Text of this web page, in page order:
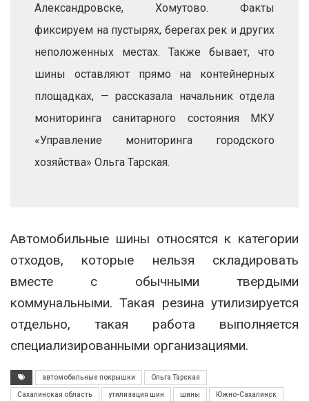
Александровске, Хомутово. Факты
фиксируем на пустырях, берегах рек и других
неположенных местах. Также бывает, что
шины оставляют прямо на контейнерных
площадках, — рассказала начальник отдела
мониторинга санитарного состояния МКУ
«Управление мониторинга городского
хозяйства» Ольга Тарская.
Автомобильные шины относятся к категории
отходов, которые нельзя складировать
вместе с обычными твердыми
коммунальными. Такая резина утилизируется
отдельно, такая работа выполняется
специализированными организациями.
автомобильные покрышки Ольга Тарская
Сахалинская область утилизация шин шины Южно-Сахалинск